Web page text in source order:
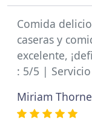
Comida
caseras y
excelente,
: 5/5 |
Miriam Thorne